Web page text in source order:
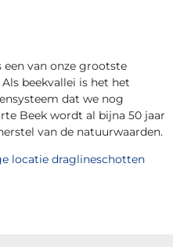
een van onze grootste
beekvallei is het het
dat we nog
Beek wordt al bijna 50 jaar
van de natuurwaarden.
locatie draglineschotten